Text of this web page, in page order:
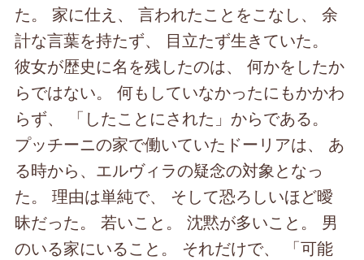
た。 家に仕え、 言われたことをこなし、 余
計な言葉を持たず、 目立たず生きていた。
彼女が歴史に名を残したのは、 何かをしたか
らではない。 何もしていなかったにもかかわ
らず、 「したことにされた」からである。
プッチーニの家で働いていたドーリアは、 あ
る時から、エルヴィラの疑念の対象となっ
た。 理由は単純で、 そして恐ろしいほど曖
昧だった。 若いこと。 沈黙が多いこと。 男
のいる家にいること。 それだけで、 「可能